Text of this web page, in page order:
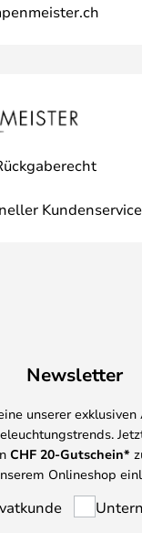
Kundenservice
Newsletter
unserer
CHF 20-Gutschein*
Onlineshop